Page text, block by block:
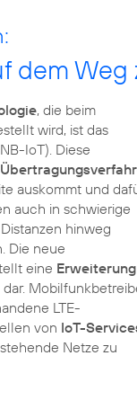
dem
, die beim
wird, ist das
IoT). Diese
auskommt und
auch in schwierige
hinweg
Die neue
eine Erweiterung
dar.
LTE-
von IoT-
Netze zu